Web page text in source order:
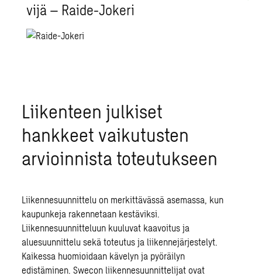
vi­jä – Raide-Jo­ke­ri
Liikenteen julkiset
hankkeet vaikutusten
arvioinnista toteutukseen
Liikennesuunnittelu on merkittävässä asemassa, kun
kaupunkeja rakennetaan kestäviksi.
Liikennesuunnitteluun kuuluvat kaavoitus ja
aluesuunnittelu sekä toteutus ja liikennejärjestelyt.
Kaikessa huomioidaan kävelyn ja pyöräilyn
edistäminen. Swecon liikennesuunnittelijat ovat